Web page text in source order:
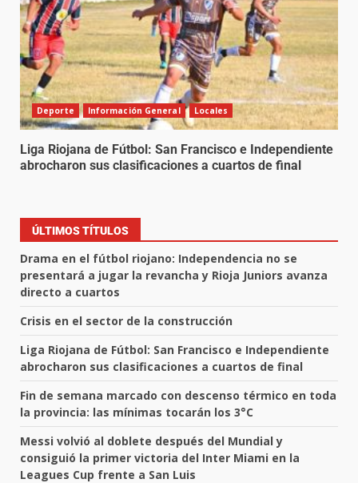
Deporte Información General Locales
Liga Riojana de Fútbol: San Francisco e Independiente
abrocharon sus clasificaciones a cuartos de final
ÚLTIMOS TÍTULOS
Drama en el fútbol riojano: Independencia no se
presentará a jugar la revancha y Rioja Juniors avanza
directo a cuartos
Crisis en el sector de la construcción
Liga Riojana de Fútbol: San Francisco e Independiente
abrocharon sus clasificaciones a cuartos de final
Fin de semana marcado con descenso térmico en toda
la provincia: las mínimas tocarán los 3°C
Messi volvió al doblete después del Mundial y
consiguió la primer victoria del Inter Miami en la
Leagues Cup frente a San Luis